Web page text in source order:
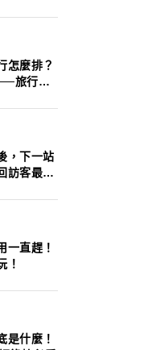
注意事項
怎麼排？
旅行不
，下一站
訪客最推
一直趕！
！
是什麼！